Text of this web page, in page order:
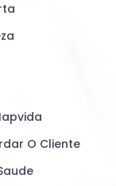
O Cliente